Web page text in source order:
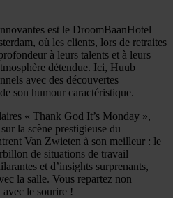
est le DroomBaanHotel
où les clients, lors de retraites
à leurs talents et à leurs
détendue. Ici, Huub
avec des découvertes
son humour caractéristique.
« Thank God It’s Monday »,
la scène prestigieuse du
Van Zwieten à son meilleur : le
de situations de travail
et d’insights surprenants,
la salle. Vous repartez non
avec le sourire !